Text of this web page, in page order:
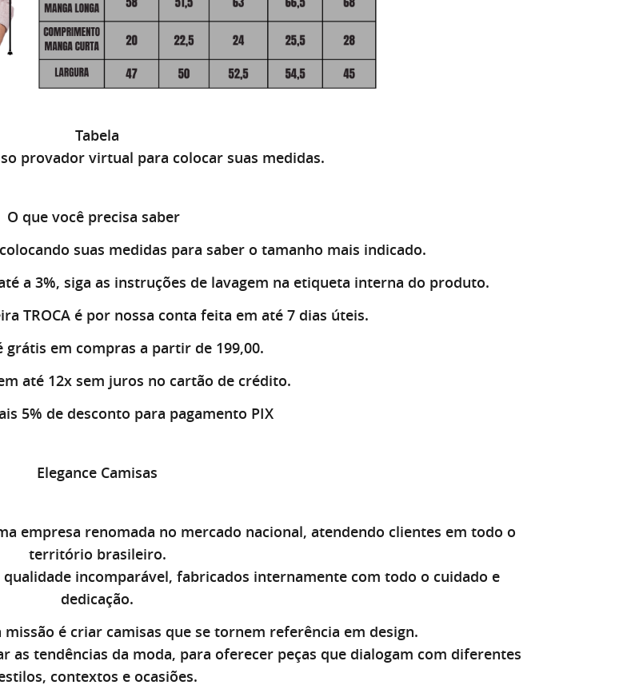
Tabela
provador virtual para colocar suas medidas.
O que você precisa saber
colocando suas medidas para saber o tamanho mais indicado.
a 3%, siga as instruções de lavagem na etiqueta interna do produto.
TROCA é por nossa conta feita em até 7 dias úteis.
grátis em compras a partir de 199,00.
até 12x sem juros no cartão de crédito.
5% de desconto para pagamento PIX
Elegance Camisas
empresa renomada no mercado nacional, atendendo clientes em todo o
território brasileiro.
incomparável, fabricados internamente com todo o cuidado e
dedicação.
missão é criar camisas que se tornem referência em design.
as tendências da moda, para oferecer peças que dialogam com diferentes
contextos e ocasiões.